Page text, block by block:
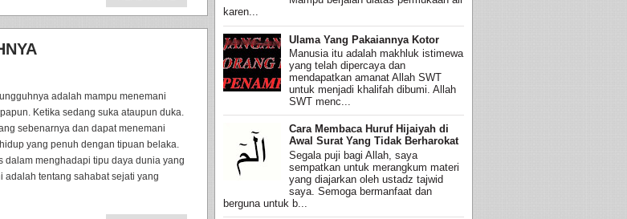
adalah mampu menemani
Ketika sedang suka ataupun duka.
sebenarnya dan dapat menemani
yang penuh dengan tipuan belaka.
dalam menghadapi tipu daya dunia yang
adalah tentang sahabat sejati yang
karen...
Ulama Yang Pakaiannya Kotor
Manusia itu adalah makhluk istimewa
yang telah dipercaya dan
mendapatkan amanat Allah SWT
untuk menjadi khalifah dibumi. Allah
SWT menc...
Cara Membaca Huruf Hijaiyah di
Awal Surat Yang Tidak Berharokat
Segala puji bagi Allah, saya
sempatkan untuk merangkum materi
yang diajarkan oleh ustadz tajwid
saya. Semoga bermanfaat dan
berguna untuk b...